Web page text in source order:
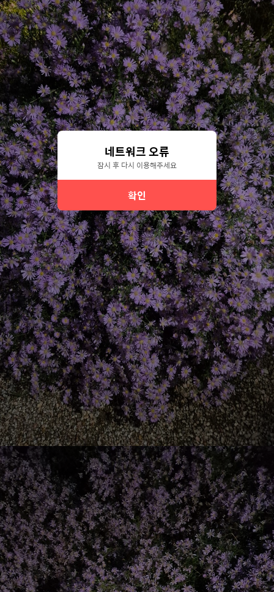
네트워크 오류
잠시 후 다시 이용해주세요
확인